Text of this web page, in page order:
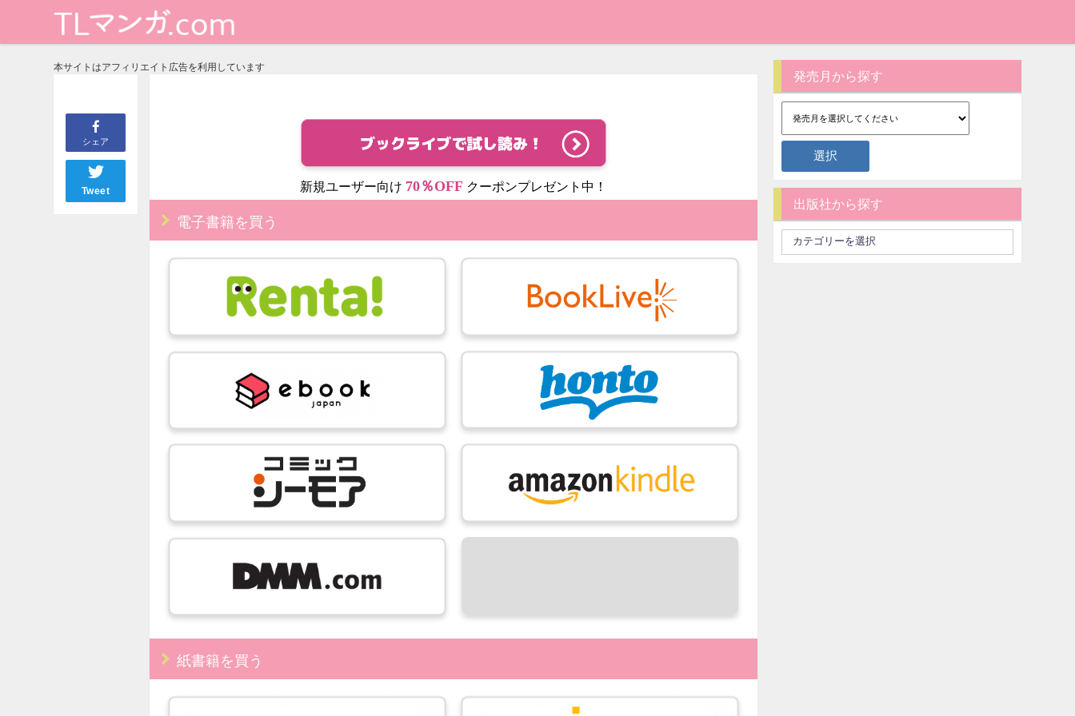
本サイトはアフィリエイト広告を利用しています
シェア
Tweet 新規ユーザー向け 70％OFF クーポンプレゼント中！
電子書籍を買う
紙書籍を買う
発売月から探す
出版社から探す